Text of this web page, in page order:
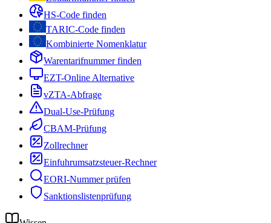
HS-Code finden
TARIC-Code finden
Kombinierte Nomenklatur
Warentarifnummer finden
EZT-Online Alternative
vZTA-Abfrage
Dual-Use-Prüfung
CBAM-Prüfung
Zollrechner
Einfuhrumsatzsteuer-Rechner
EORI-Nummer prüfen
Sanktionslistenprüfung